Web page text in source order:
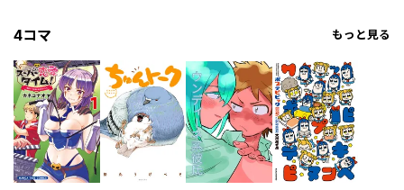
4コマ もっと見る